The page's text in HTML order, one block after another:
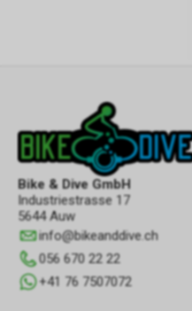
Bike & Dive GmbH
Industriestrasse 17
5644 Auw
info@bikeanddive.ch
056 670 22 22
+41 76 7507072